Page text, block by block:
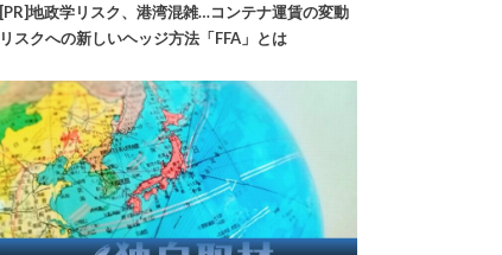
[PR]地政学リスク、港湾混雑…コンテナ運賃の変動
リスクへの新しいヘッジ方法「FFA」とは